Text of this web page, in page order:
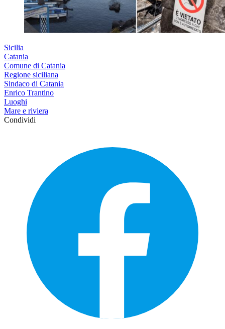
Sicilia
Catania
Comune di Catania
Regione siciliana
Sindaco di Catania
Enrico Trantino
Luoghi
Mare e riviera
Condividi